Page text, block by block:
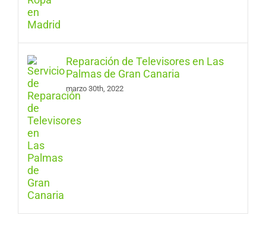
Reparación de Televisores en Las
Palmas de Gran Canaria
marzo 30th, 2022